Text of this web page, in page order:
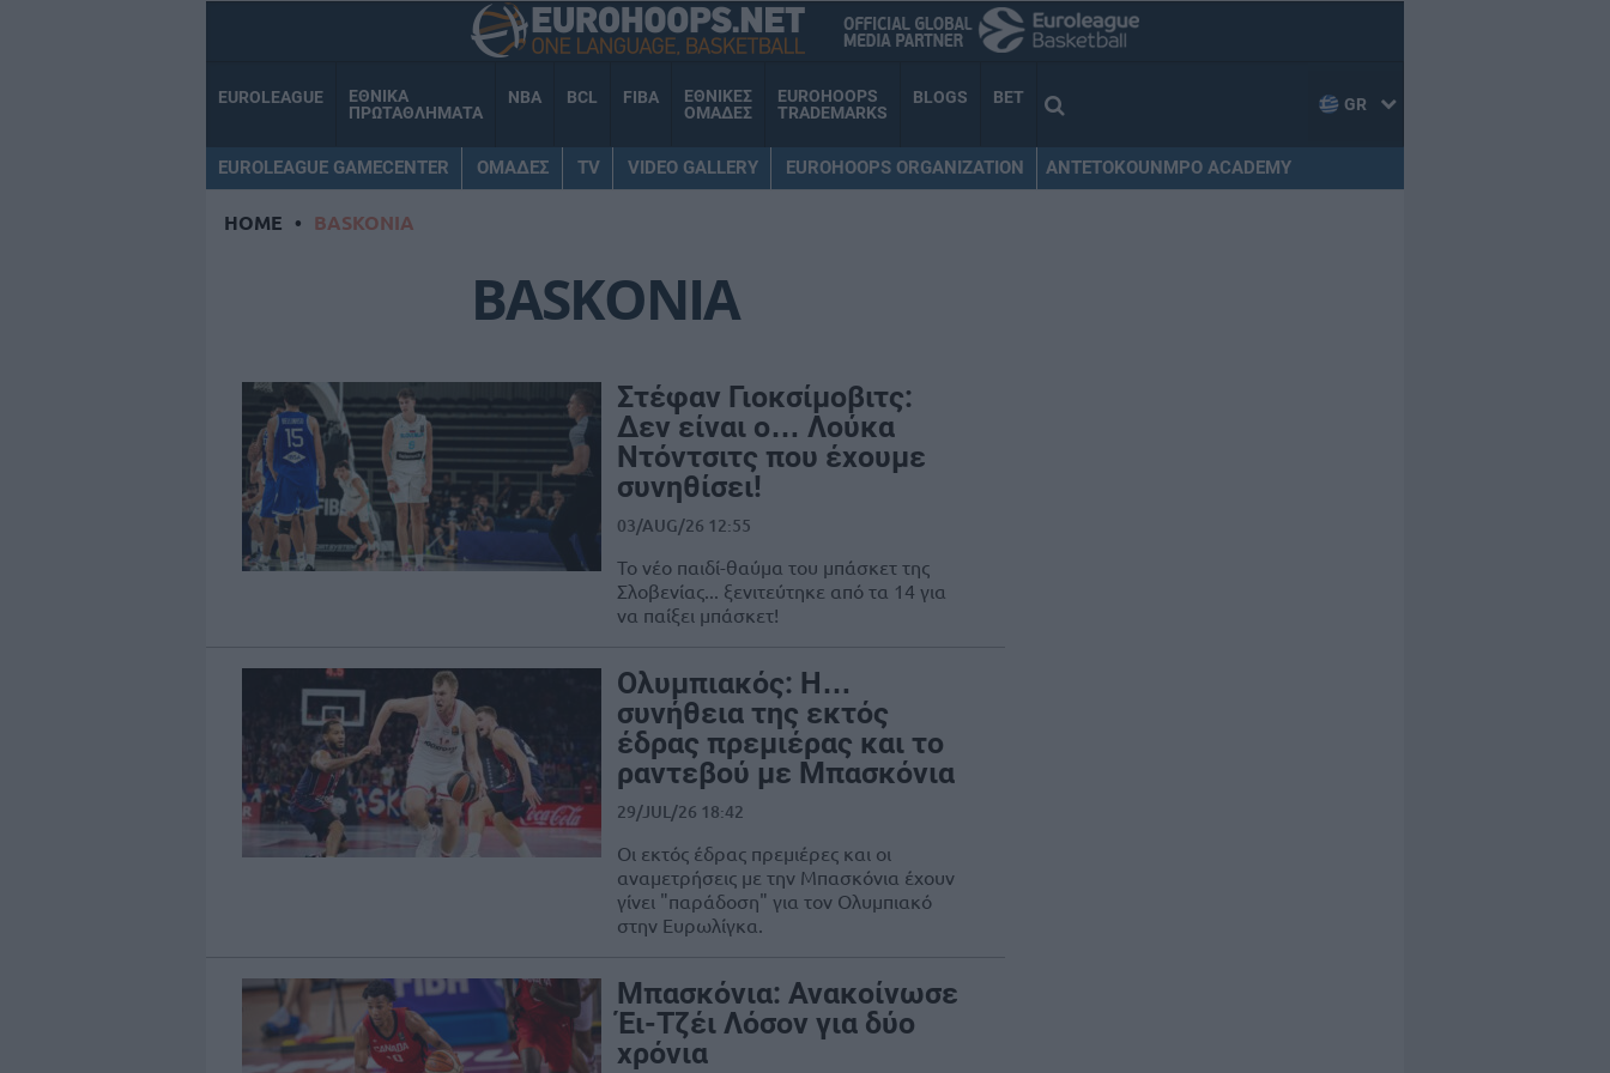
EUROLEAGUE
ΕΘΝΙΚΑ
ΠΡΩΤΑΘΛΗΜΑΤΑ
NBA BCL FIBA
ΕΘΝΙΚΕΣ
ΟΜΑΔΕΣ
EUROHOOPS
TRADEMARKS
BLOGS BET GR
EUROLEAGUE GAMECENTER ΟΜΑΔΕΣ TV VIDEO GALLERY EUROHOOPS ORGANIZATION ANTETOKOUNMPO ACADEMY
HOME • BASKONIA
BASKONIA
Στέφαν Γιοκσίμοβιτς:
Δεν είναι ο… Λούκα
Ντόντσιτς που έχουμε
συνηθίσει!
03/AUG/26 12:55
Το νέο παιδί-θαύμα του μπάσκετ της
Σλοβενίας... ξενιτεύτηκε από τα 14 για
να παίξει μπάσκετ!
Ολυμπιακός: Η…
συνήθεια της εκτός
έδρας πρεμιέρας και το
ραντεβού με Μπασκόνια
29/JUL/26 18:42
Οι εκτός έδρας πρεμιέρες και οι
αναμετρήσεις με την Μπασκόνια έχουν
γίνει "παράδοση" για τον Ολυμπιακό
στην Ευρωλίγκα.
Μπασκόνια: Ανακοίνωσε
Έι-Τζέι Λόσον για δύο
χρόνια